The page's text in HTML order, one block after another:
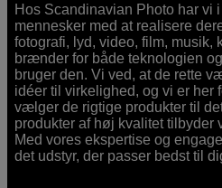
Hos Scandinavian Photo har vi
mennesker med at realisere
fotografi, lyd, video, film, musik,
brænder for både teknologien
bruger den. Vi ved, at de rette
idéer til virkelighed, og vi er her
vælger de rigtige produkter til
produkter af høj kvalitet tilbyder
Med vores ekspertise og
det udstyr, der passer bedst til